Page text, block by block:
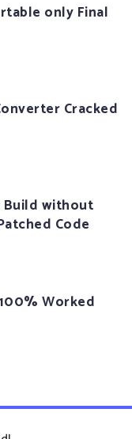
only Final
Cracked
Build without
Code
Worked